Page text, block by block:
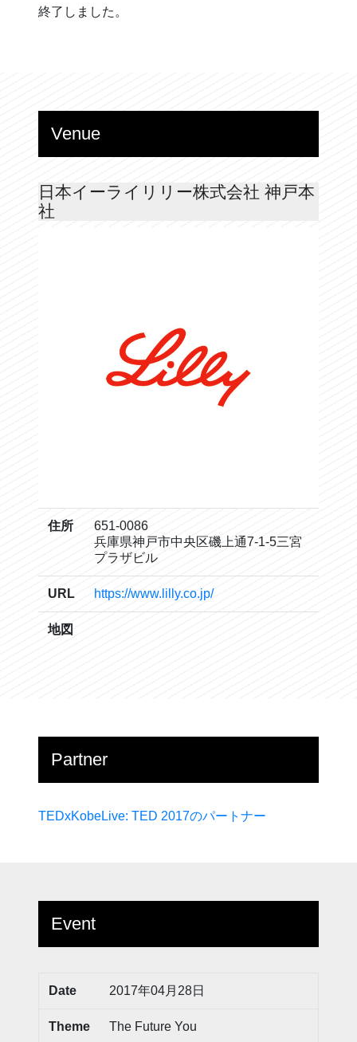
終了しました。
Venue
日本イーライリリー株式会社 神戸本
社
住所
651-0086
兵庫県神戸市中央区磯上通7-1-5三宮
プラザビル
URL https://www.lilly.co.jp/
地図
Partner
TEDxKobeLive: TED 2017のパートナー
Event
Date 2017年04月28日
Theme The Future You